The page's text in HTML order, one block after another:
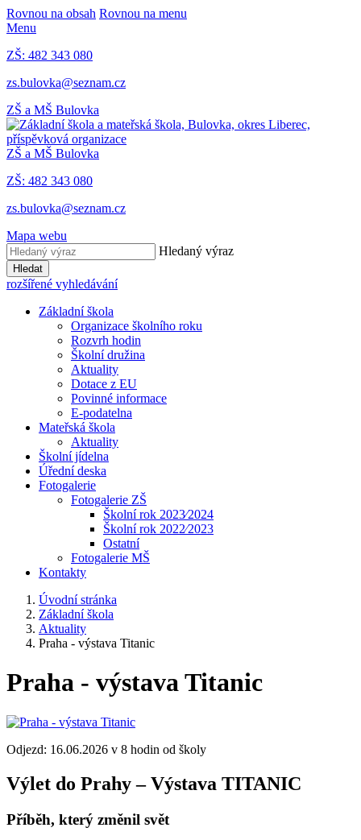
Rovnou na obsah Rovnou na menu
Menu
ZŠ: 482 343 080
zs.bulovka@seznam.cz
ZŠ a MŠ Bulovka
ZŠ a MŠ Bulovka
ZŠ: 482 343 080
zs.bulovka@seznam.cz
Mapa webu
Hledaný výraz
Hledat
rozšířené vyhledávání
Základní škola
Organizace školního roku
Rozvrh hodin
Školní družina
Aktuality
Dotace z EU
Povinné informace
E-podatelna
Mateřská škola
Aktuality
Školní jídelna
Úřední deska
Fotogalerie
Fotogalerie ZŠ
Školní rok 2023⁄2024
Školní rok 2022⁄2023
Ostatní
Fotogalerie MŠ
Kontakty
Úvodní stránka
Základní škola
Aktuality
Praha - výstava Titanic
Praha - výstava Titanic
Odjezd: 16.06.2026 v 8 hodin od školy
Výlet do Prahy – Výstava TITANIC
Příběh, který změnil svět